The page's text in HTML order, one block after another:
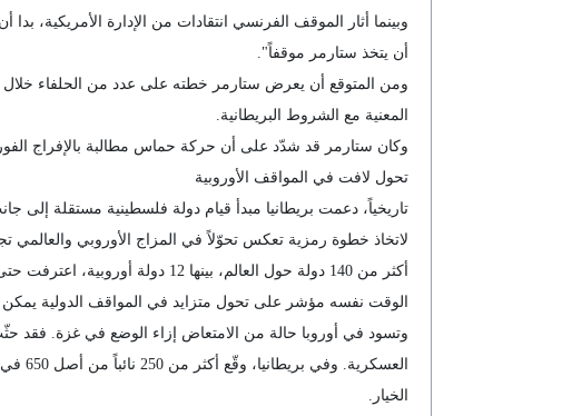
وبينما أثار الموقف الفرنسي انتقادات من الإدارة الأمريكية،
أن يتخذ ستارمر موقفاً".
ومن المتوقع أن يعرض ستارمر خطته على عدد من الحلفاء خلال
المعنية مع الشروط البريطانية.
وكان ستارمر قد شدّد على أن حركة حماس مطالبة بالإفراج
تحول لافت في المواقف الأوروبية
تاريخياً، دعمت بريطانيا مبدأ قيام دولة فلسطينية مستقلة
لاتخاذ خطوة رمزية تعكس تحوّلاً في المزاج الأوروبي والعالمي
أكثر من 140 دولة حول العالم،
الوقت نفسه مؤشر على تحول متزايد في المواقف الدولية يمكن
وتسود في أوروبا حالة من الامتعاض إزاء الوضع في غزة. فقد
الخيار.